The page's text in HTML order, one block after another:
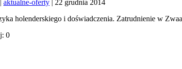
| aktualne-oferty | 22 grudnia 2014
holenderskiego i doświadczenia. Zatrudnienie w
0